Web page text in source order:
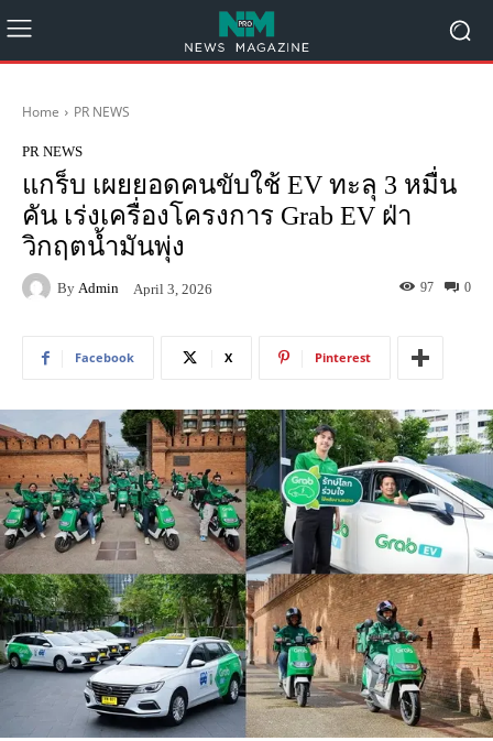
Home PR NEWS
PR NEWS
แกร็บ เผยยอดคนขับใช้ EV ทะลุ 3 หมื่น
คัน เร่งเครื่องโครงการ Grab EV ฝ่า
วิกฤตน้ำมันพุ่ง
By Admin April 3, 2026 0
97
Facebook X Pinterest